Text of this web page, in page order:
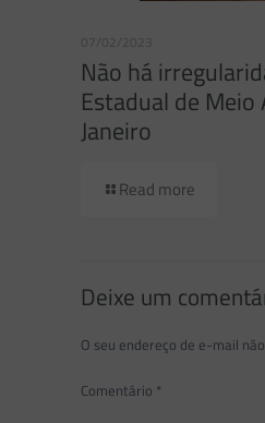
07/02/2023
Não há
Estadual de
Janeiro
Read more
Deixe um
O seu endereço de e-mail
Comentário *